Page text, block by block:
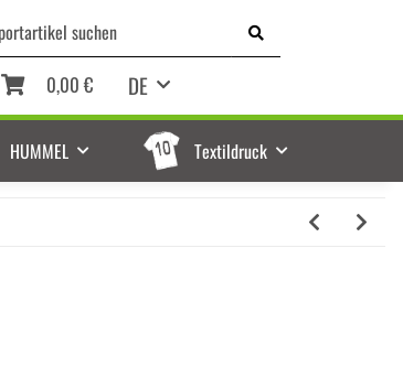
DE
0,00 €
HUMMEL Textildruck